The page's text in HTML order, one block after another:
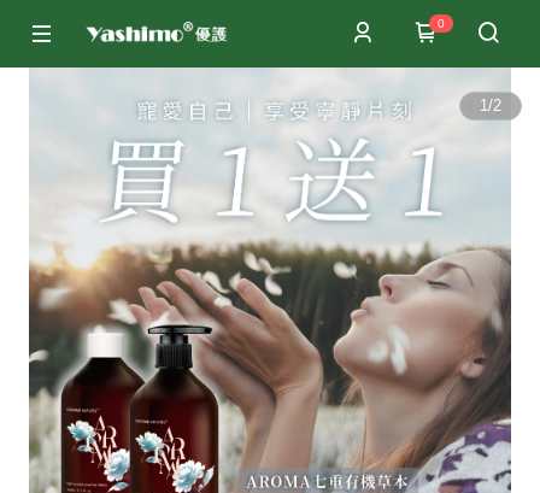
0
1/2